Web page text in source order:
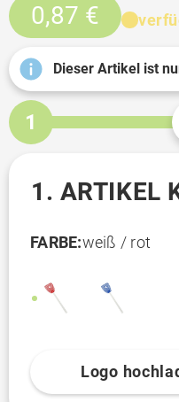
0,87 €
Dieser Artikel ist
1
1. ARTIKEL
FARBE:weiß / rot
Logo